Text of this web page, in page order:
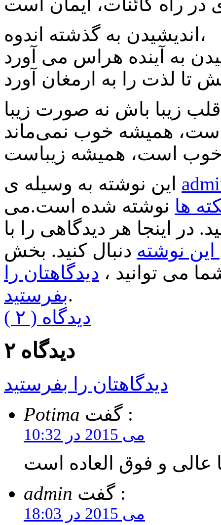
اندیشیدن به گذشته اندوه،
ها نوشته شده است.می
در اینجا هر دیدگاهی را با
نوشته دنبال کنید. بخش
می توانید ، دیدگاهتان را
بفرستید.
( ۲ ) دیدگاه
۲ دیدگاه
دیدگاهتان را بفرستید
Potima
گفت :
می 2015 در 10:32
و فوق العاده است
admin
گفت :
می 2015 در 18:03